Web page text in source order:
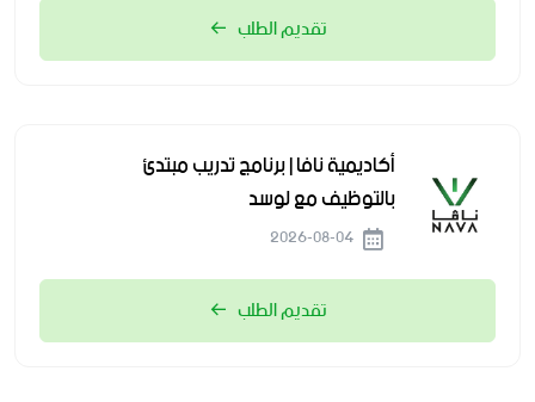
تقديم الطلب
أكاديمية نافا | برنامج تدريب مبتدئ
بالتوظيف مع لوسد
تقديم الطلب